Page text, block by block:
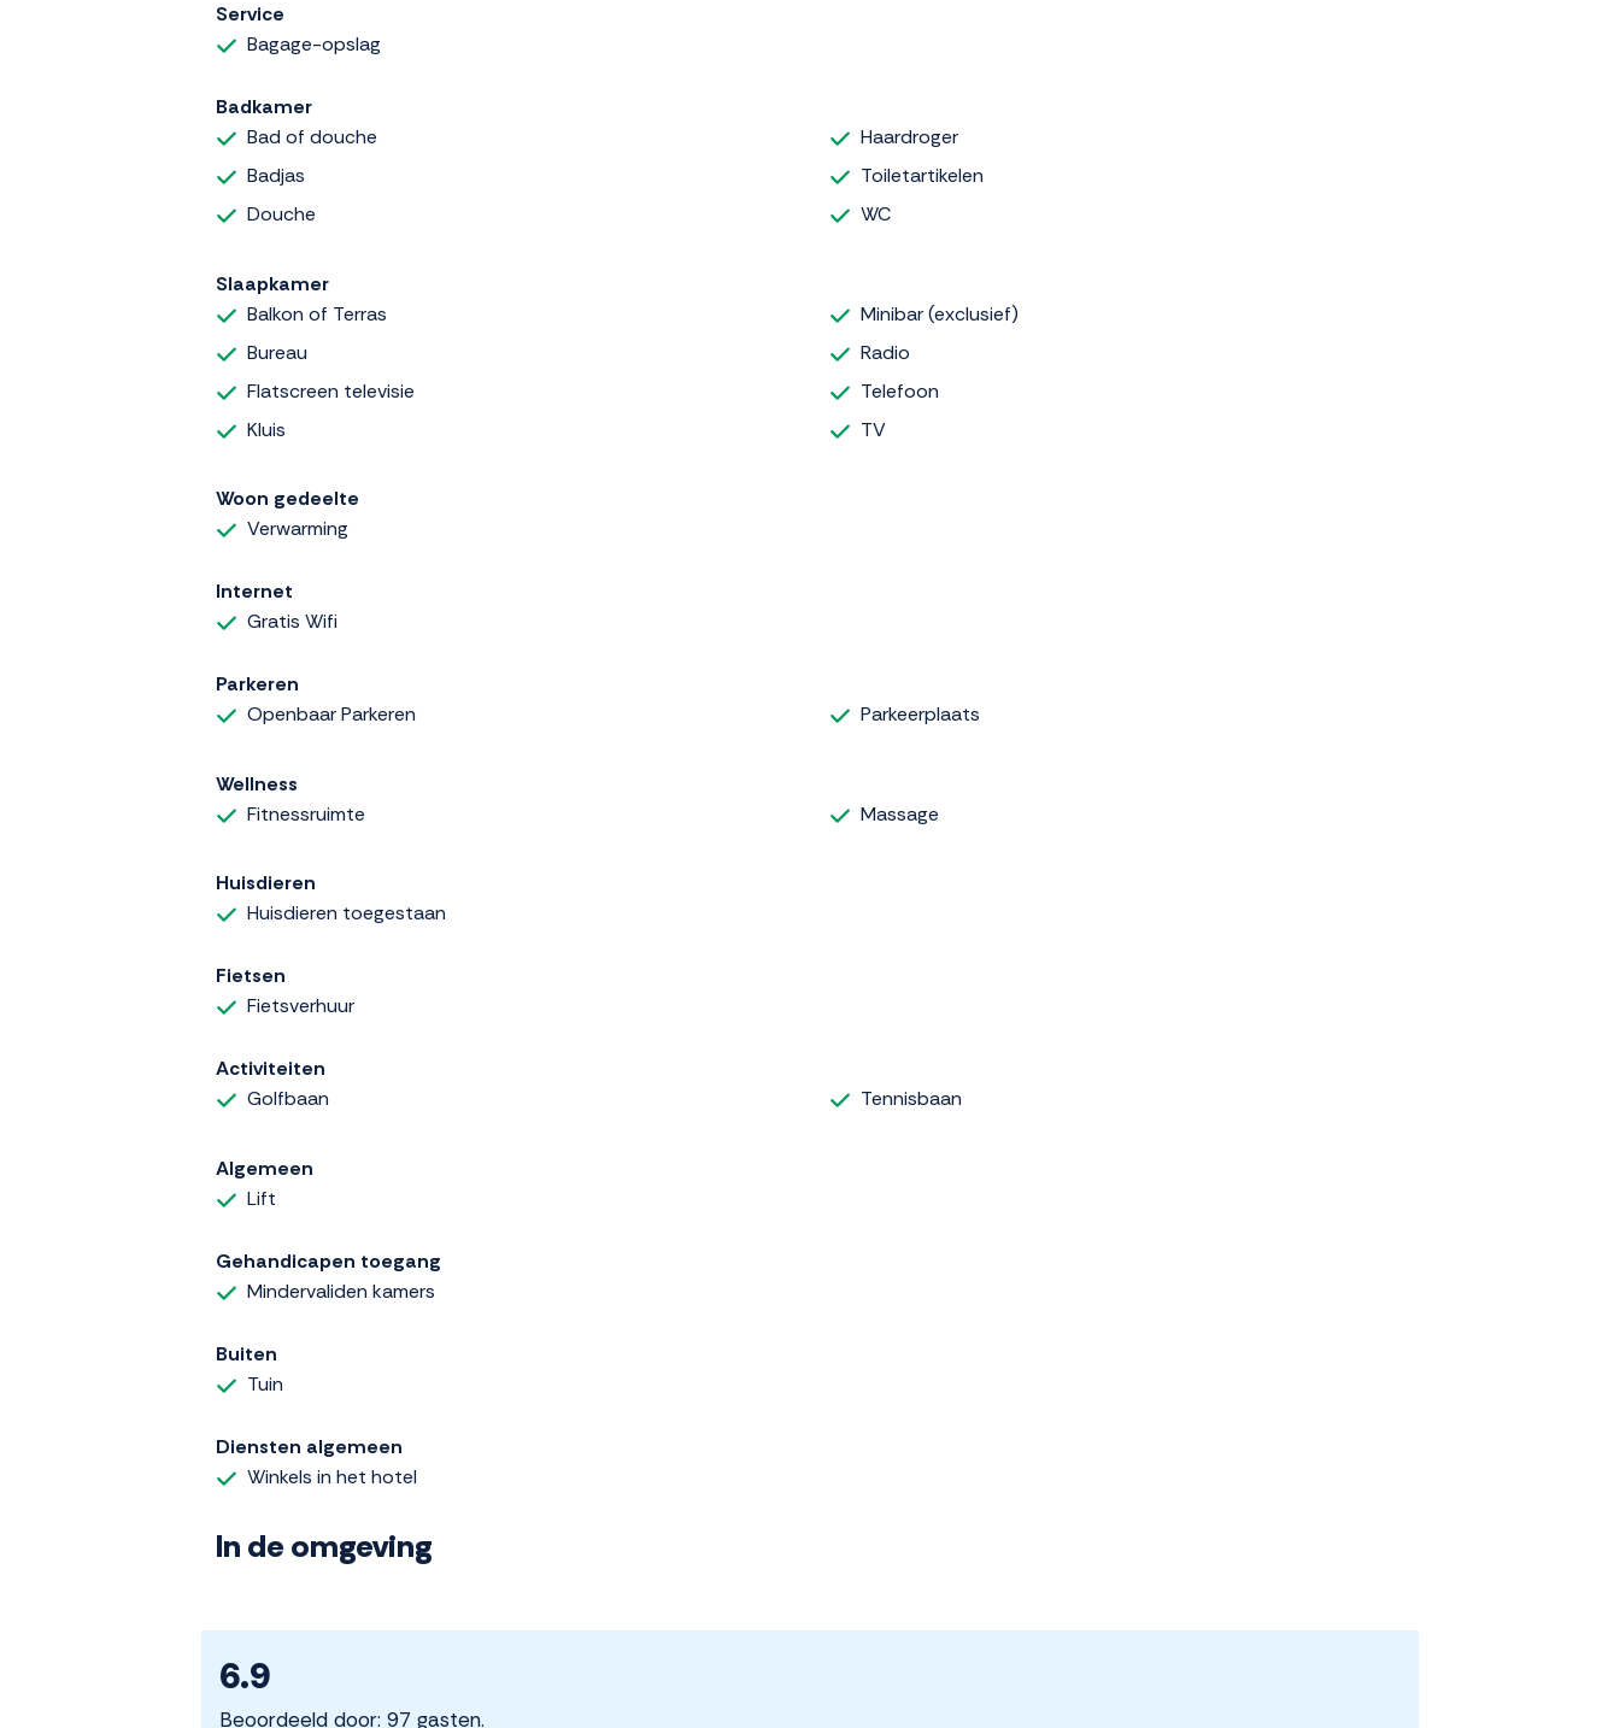
Service
Bagage-opslag
Badkamer
Bad of douche
Badjas
Douche
Haardroger
Toiletartikelen
WC
Slaapkamer
Balkon of Terras
Bureau
Flatscreen televisie
Kluis
Minibar (exclusief)
Radio
Telefoon
TV
Woon gedeelte
Verwarming
Internet
Gratis Wifi
Parkeren
Openbaar Parkeren
Parkeerplaats
Wellness
Fitnessruimte
Massage
Huisdieren
Huisdieren toegestaan
Fietsen
Fietsverhuur
Activiteiten
Golfbaan
Tennisbaan
Algemeen
Lift
Gehandicapen toegang
Mindervaliden kamers
Buiten
Tuin
Diensten algemeen
Winkels in het hotel
In de omgeving
6.9
Beoordeeld door: 97 gasten.